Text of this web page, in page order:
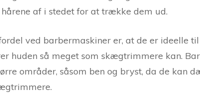
af i stedet for at trække dem ud.
ved barbermaskiner er, at de er ideelle
huden så meget som skægtrimmere kan.
områder, såsom ben og bryst, da de kan